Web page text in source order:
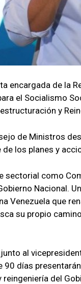
encargada de la
el Socialismo
y
de Ministros
los planes y
sectorial como
Nacional.
Venezuela que
su propio
al
90 días
del